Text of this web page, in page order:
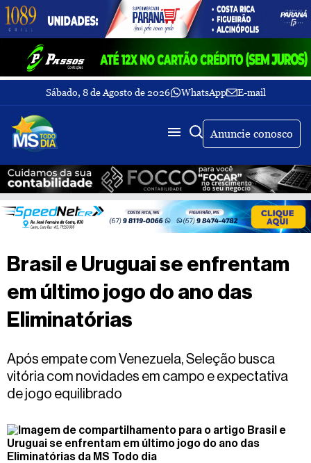
Sábado, 8 de Agosto de 2026 WhatsApp E-mail
Fechar Menu
Últimas
notícias
Galeria
de
fotos
Sobre
Nós
TV
MS
dia
Fale
Anuncie conosco
Buscar
Brasil e Uruguai se enfrentam
em último jogo do ano das
Eliminatórias
Após empate com Venezuela, Seleção busca
vitória com novidades em campo e expectativa
de jogo equilibrado